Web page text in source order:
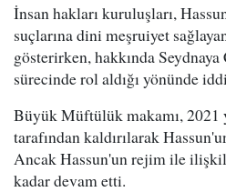
İnsan hakları kuruluşları,
suçlarına dini meşruiyet
gösterirken, hakkında
sürecinde rol aldığı yönünde
Büyük Müftülük makamı, 2021
tarafından kaldırılarak
Ancak Hassun'un rejim ile
kadar devam etti.